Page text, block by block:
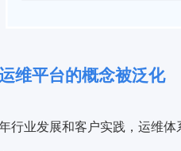
维平台的概念被泛化
行业发展和客户实践，运维